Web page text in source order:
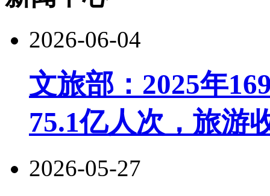
2026-06-04
文旅部：2025年
75.1亿人次，旅游
2026-05-27